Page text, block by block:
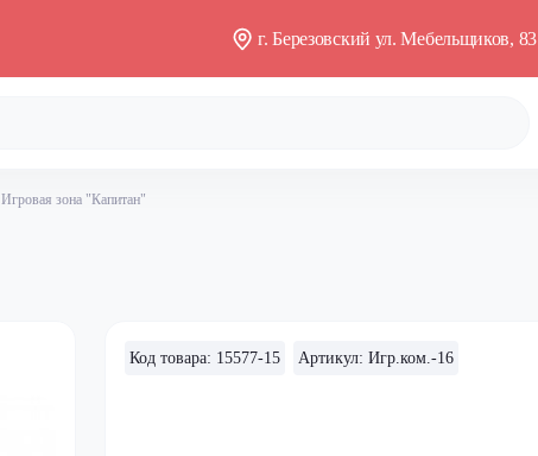
г. Березовский ул. Мебельщиков, 83
Игровая зона "Капитан"
Код товара: 15577-15 Артикул: Игр.ком.-16